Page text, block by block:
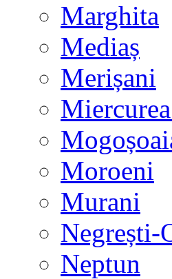
Marghita
Mediaș
Merișani
Moroeni
Murani
Negrești-
Neptun